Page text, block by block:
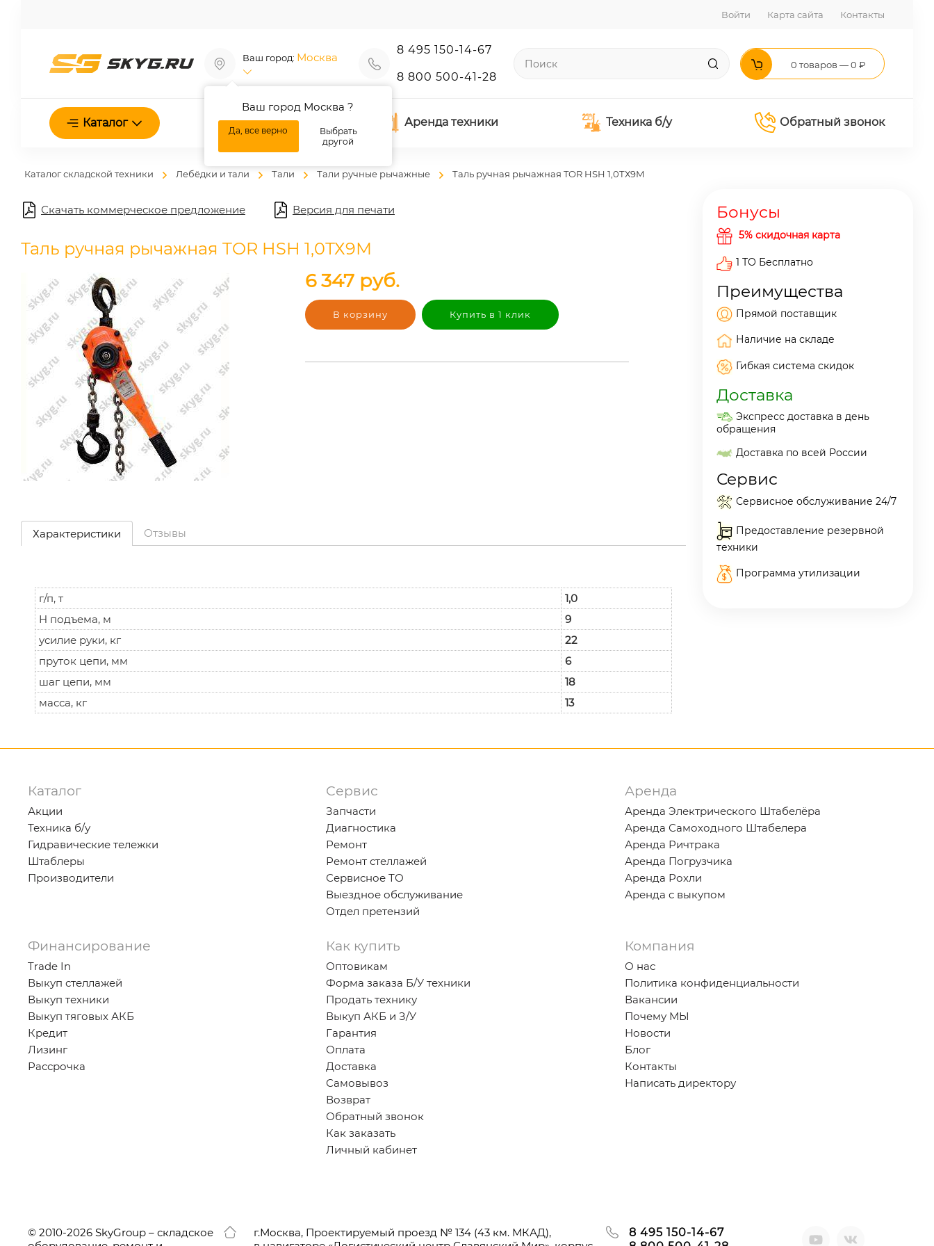
Войти Карта сайта Контакты
Ваш город: Москва
Ваш город Москва ?
Да, все верно
Выбрать
другой
8 495 150-14-67
8 800 500-41-28
0 товаров — 0 ₽
Каталог О нас Аренда техники Техника б/у Обратный звонок
Каталог складской техники Лебёдки и тали Тали Тали ручные рычажные Таль ручная рычажная TOR HSH 1,0ТХ9М
Скачать коммерческое предложение Версия для печати
Таль ручная рычажная TOR HSH 1,0ТХ9М
6 347руб.
В корзину Купить в 1 клик
Характеристики Отзывы
г/п, т
1,0
H подъема, м
9
усилие руки, кг
22
пруток цепи, мм
6
шаг цепи, мм
18
масса, кг
13
Бонусы
5% скидочная карта
1 ТО Бесплатно
Преимущества
Прямой поставщик
Наличие на складе
Гибкая система скидок
Доставка
Экспресс доставка в день
обращения
Доставка по всей России
Сервис
Сервисное обслуживание 24/7
Предоставление резервной
техники
Программа утилизации
Каталог
Акции
Техника б/у
Гидравические тележки
Штаблеры
Производители
Сервис
Запчасти
Диагностика
Ремонт
Ремонт стеллажей
Сервисное ТО
Выездное обслуживание
Отдел претензий
Аренда
Аренда Электрического Штабелёра
Аренда Самоходного Штабелера
Аренда Ричтрака
Аренда Погрузчика
Аренда Рохли
Аренда с выкупом
Финансирование
Trade In
Выкуп стеллажей
Выкуп техники
Выкуп тяговых АКБ
Кредит
Лизинг
Рассрочка
Как купить
Оптовикам
Форма заказа Б/У техники
Продать технику
Выкуп АКБ и З/У
Гарантия
Оплата
Доставка
Самовывоз
Возврат
Обратный звонок
Как заказать
Личный кабинет
Компания
О нас
Политика конфиденциальности
Вакансии
Почему МЫ
Новости
Блог
Контакты
Написать директору
© 2010-2026 SkyGroup – складское
г.Москва, Проектируемый проезд № 134 (43 км. МКАД),
8 495 150-14-67